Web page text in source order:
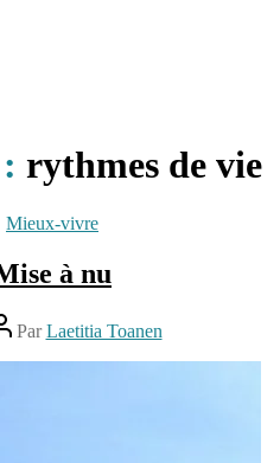
rythmes de vie
Catégories
Mieux-vivre
à nu
ParLaetitia Toanen